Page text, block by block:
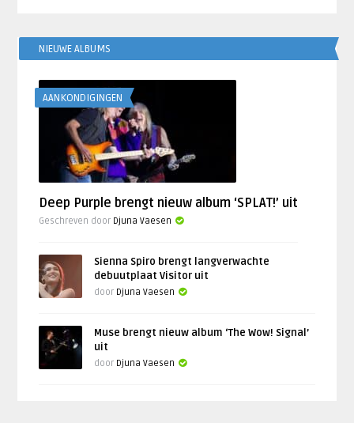
NIEUWE ALBUMS
AANKONDIGINGEN
Deep Purple brengt nieuw album ‘SPLAT!’ uit
Geschreven door Djuna Vaesen
Sienna Spiro brengt langverwachte
debuutplaat Visitor uit
door Djuna Vaesen
Muse brengt nieuw album ‘The Wow! Signal’
uit
door Djuna Vaesen